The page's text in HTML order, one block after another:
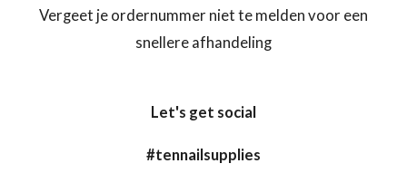
Vergeet je ordernummer niet te melden voor een
snellere afhandeling
Let's get social
#tennailsupplies